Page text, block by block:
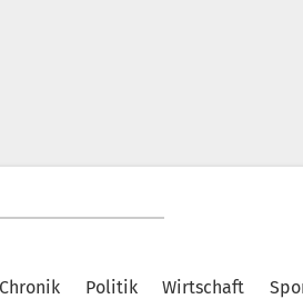
Chronik Politik Wirtschaft